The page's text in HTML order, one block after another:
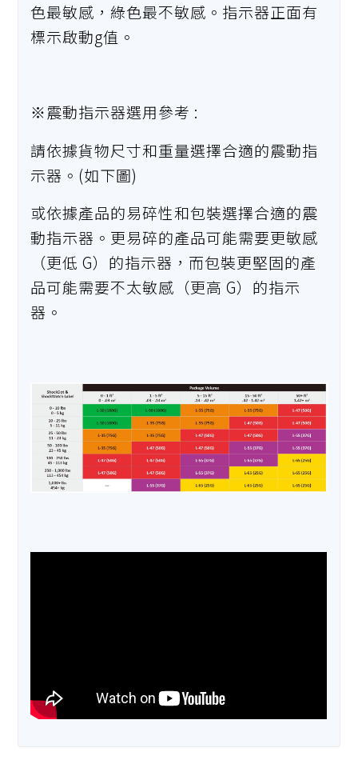
色最敏感，綠色最不敏感。指示器正面有
標示啟動g值。
※震動指示器選用參考 :
請依據貨物尺寸和重量選擇合適的震動指
示器。(如下圖)
或依據產品的易碎性和包裝選擇合適的震
動指示器。更易碎的產品可能需要更敏感
（更低 G）的指示器，而包裝更堅固的產
品可能需要不太敏感（更高 G）的指示
器。